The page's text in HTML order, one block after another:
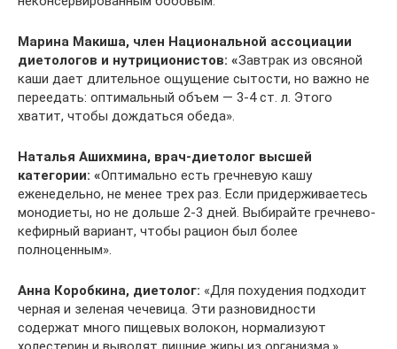
Марина Макиша, член Национальной ассоциации
диетологов и нутриционистов: «Завтрак из овсяной
каши дает длительное ощущение сытости, но важно не
переедать: оптимальный объем — 3-4 ст. л. Этого
хватит, чтобы дождаться обеда».
Наталья Ашихмина, врач-диетолог высшей
категории: «Оптимально есть гречневую кашу
еженедельно, не менее трех раз. Если придерживаетесь
монодиеты, но не дольше 2-3 дней. Выбирайте гречнево-
кефирный вариант, чтобы рацион был более
полноценным».
Анна Коробкина, диетолог: «Для похудения подходит
черная и зеленая чечевица. Эти разновидности
содержат много пищевых волокон, нормализуют